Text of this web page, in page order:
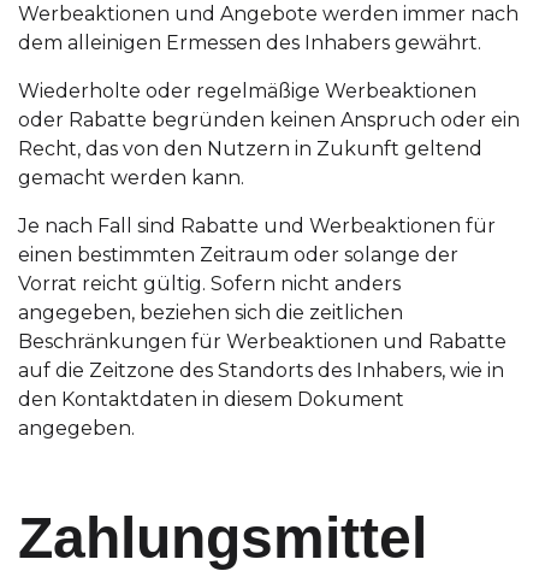
Werbeaktionen und Angebote werden immer nach
dem alleinigen Ermessen des Inhabers gewährt.
Wiederholte oder regelmäßige Werbeaktionen
oder Rabatte begründen keinen Anspruch oder ein
Recht, das von den Nutzern in Zukunft geltend
gemacht werden kann.
Je nach Fall sind Rabatte und Werbeaktionen für
einen bestimmten Zeitraum oder solange der
Vorrat reicht gültig. Sofern nicht anders
angegeben, beziehen sich die zeitlichen
Beschränkungen für Werbeaktionen und Rabatte
auf die Zeitzone des Standorts des Inhabers, wie in
den Kontaktdaten in diesem Dokument
angegeben.
Zahlungsmittel